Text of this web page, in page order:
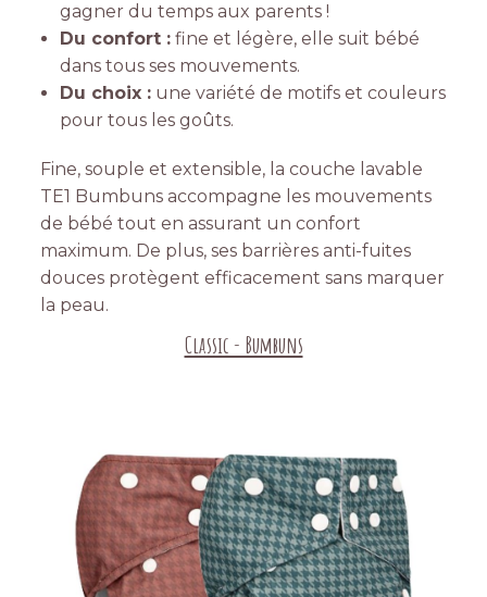
gagner du temps aux parents !
Du confort : fine et légère, elle suit bébé
dans tous ses mouvements.
Du choix : une variété de motifs et couleurs
pour tous les goûts.
Fine, souple et extensible, la couche lavable
TE1 Bumbuns accompagne les mouvements
de bébé tout en assurant un confort
maximum. De plus, ses barrières anti-fuites
douces protègent efficacement sans marquer
la peau.
Classic - Bumbuns